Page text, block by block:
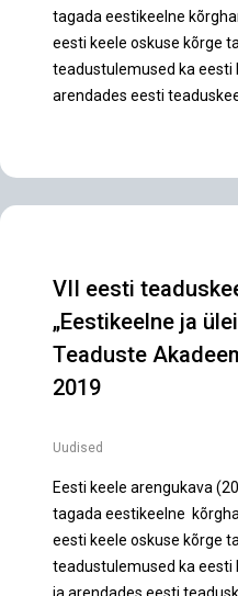
tagada eestikeelne
eesti keele oskuse kõrge
teadustulemused ka eesti
arendades eesti
VII eesti
„Eestikeelne ja
Teaduste
2019
Uudised
Eesti keele arengukava
tagada eestikeelne
eesti keele oskuse kõrge
teadustulemused ka eesti
ja arendades eesti